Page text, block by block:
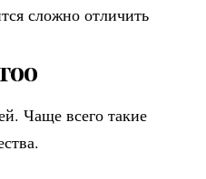
сложно отличить
о
Чаще всего такие